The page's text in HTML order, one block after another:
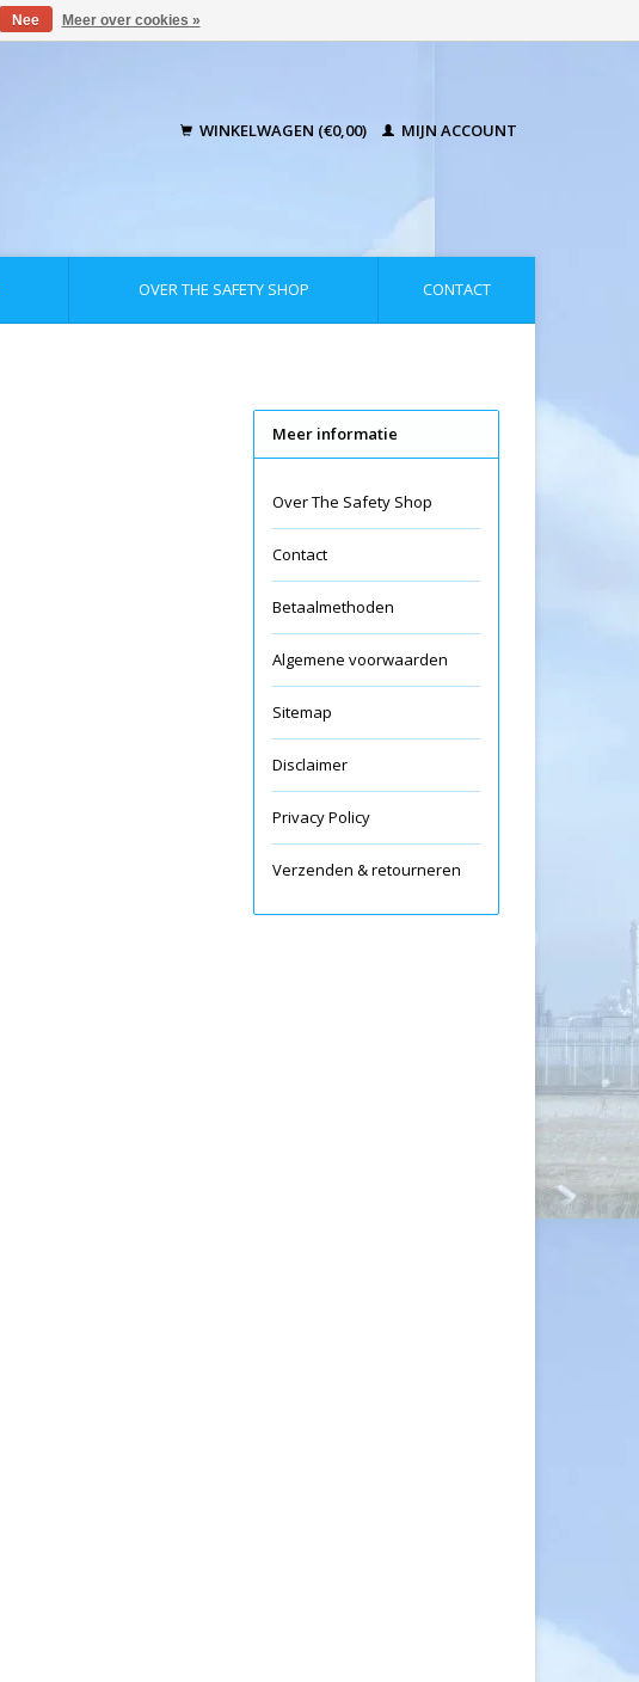
WINKELWAGEN (€0,00) MIJN ACCOUNT
OVER THE SAFETY SHOP CONTACT
Meer informatie
Over The Safety Shop
Contact
Betaalmethoden
Algemene voorwaarden
Sitemap
Disclaimer
Privacy Policy
Verzenden & retourneren
Nee Meer over cookies »